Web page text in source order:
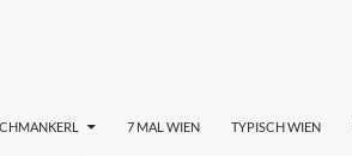
WIEN 7 MAL WIEN TYPISCH WIEN